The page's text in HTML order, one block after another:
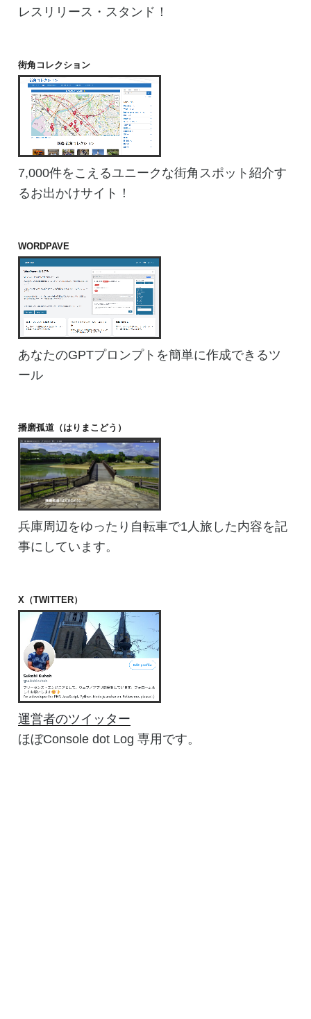
レスリリース・スタンド！
街角コレクション
7,000件をこえるユニークな街角スポット紹介す
るお出かけサイト！
WORDPAVE
あなたのGPTプロンプトを簡単に作成できるツ
ール
播磨孤道（はりまこどう）
兵庫周辺をゆったり自転車で1人旅した内容を記
事にしています。
X（TWITTER）
運営者のツイッター
ほぼConsole dot Log 専用です。